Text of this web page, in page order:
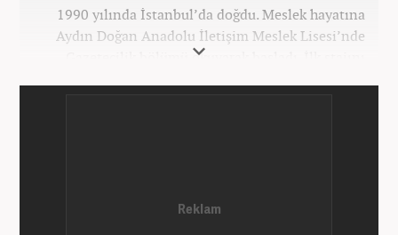
1990 yılında İstanbul’da doğdu. Meslek hayatına
Aydın Doğan Anadolu İletişim Meslek Lisesi’nde
Gazetecilik bölümü okuyarak başladı. İlk stajını
Haber7.com’da “Gündem Editörü” olarak devam